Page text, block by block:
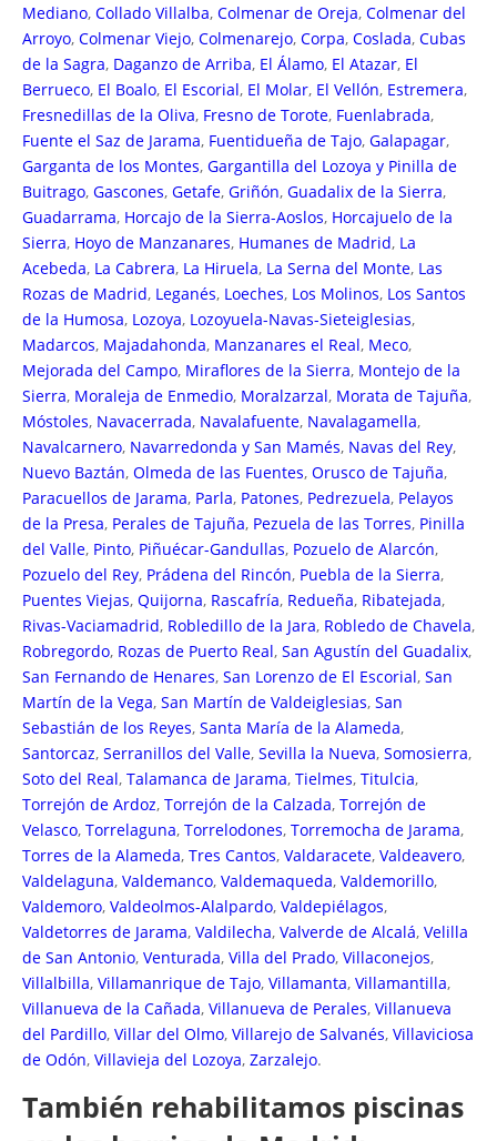
Mediano, Collado Villalba, Colmenar de Oreja, Colmenar del
Arroyo, Colmenar Viejo, Colmenarejo, Corpa, Coslada, Cubas
de la Sagra, Daganzo de Arriba, El Álamo, El Atazar, El
Berrueco, El Boalo, El Escorial, El Molar, El Vellón, Estremera,
Fresnedillas de la Oliva, Fresno de Torote, Fuenlabrada,
Fuente el Saz de Jarama, Fuentidueña de Tajo, Galapagar,
Garganta de los Montes, Gargantilla del Lozoya y Pinilla de
Buitrago, Gascones, Getafe, Griñón, Guadalix de la Sierra,
Guadarrama, Horcajo de la Sierra-Aoslos, Horcajuelo de la
Sierra, Hoyo de Manzanares, Humanes de Madrid, La
Acebeda, La Cabrera, La Hiruela, La Serna del Monte, Las
Rozas de Madrid, Leganés, Loeches, Los Molinos, Los Santos
de la Humosa, Lozoya, Lozoyuela-Navas-Sieteiglesias,
Madarcos, Majadahonda, Manzanares el Real, Meco,
Mejorada del Campo, Miraflores de la Sierra, Montejo de la
Sierra, Moraleja de Enmedio, Moralzarzal, Morata de Tajuña,
Móstoles, Navacerrada, Navalafuente, Navalagamella,
Navalcarnero, Navarredonda y San Mamés, Navas del Rey,
Nuevo Baztán, Olmeda de las Fuentes, Orusco de Tajuña,
Paracuellos de Jarama, Parla, Patones, Pedrezuela, Pelayos
de la Presa, Perales de Tajuña, Pezuela de las Torres, Pinilla
del Valle, Pinto, Piñuécar-Gandullas, Pozuelo de Alarcón,
Pozuelo del Rey, Prádena del Rincón, Puebla de la Sierra,
Puentes Viejas, Quijorna, Rascafría, Redueña, Ribatejada,
Rivas-Vaciamadrid, Robledillo de la Jara, Robledo de Chavela,
Robregordo, Rozas de Puerto Real, San Agustín del Guadalix,
San Fernando de Henares, San Lorenzo de El Escorial, San
Martín de la Vega, San Martín de Valdeiglesias, San
Sebastián de los Reyes, Santa María de la Alameda,
Santorcaz, Serranillos del Valle, Sevilla la Nueva, Somosierra,
Soto del Real, Talamanca de Jarama, Tielmes, Titulcia,
Torrejón de Ardoz, Torrejón de la Calzada, Torrejón de
Velasco, Torrelaguna, Torrelodones, Torremocha de Jarama,
Torres de la Alameda, Tres Cantos, Valdaracete, Valdeavero,
Valdelaguna, Valdemanco, Valdemaqueda, Valdemorillo,
Valdemoro, Valdeolmos-Alalpardo, Valdepiélagos,
Valdetorres de Jarama, Valdilecha, Valverde de Alcalá, Velilla
de San Antonio, Venturada, Villa del Prado, Villaconejos,
Villalbilla, Villamanrique de Tajo, Villamanta, Villamantilla,
Villanueva de la Cañada, Villanueva de Perales, Villanueva
del Pardillo, Villar del Olmo, Villarejo de Salvanés, Villaviciosa
de Odón, Villavieja del Lozoya, Zarzalejo.
También rehabilitamos piscinas